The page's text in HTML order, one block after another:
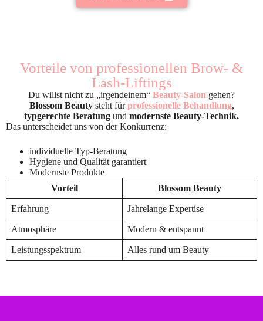
Vorteile von professionellen Brow- &
Lash-Liftings
Du willst nicht zu „irgendeinem“ Beauty-Salon gehen?
Blossom Beauty steht fürprofessionelle Behandlung,
typgerechte Beratung und modernste Beauty-Technik.
Das unterscheidet uns von der Konkurrenz:
individuelle Typ-Beratung
Hygiene und Qualität garantiert
Modernste Produkte
Vorteil
Blossom Beauty
Erfahrung Jahrelange Expertise
Atmosphäre Modern & entspannt
Leistungsspektrum Alles rund um Beauty